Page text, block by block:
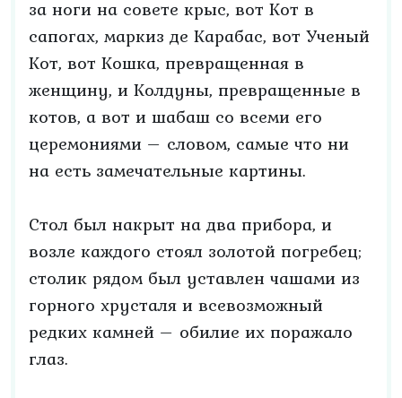
за ноги на совете крыс, вот Кот в
сапогах, маркиз де Карабас, вот Ученый
Кот, вот Кошка, превращенная в
женщину, и Колдуны, превращенные в
котов, а вот и шабаш со всеми его
церемониями – словом, самые что ни
на есть замечательные картины.
Стол был накрыт на два прибора, и
возле каждого стоял золотой погребец;
столик рядом был уставлен чашами из
горного хрусталя и всевозможный
редких камней – обилие их поражало
глаз.